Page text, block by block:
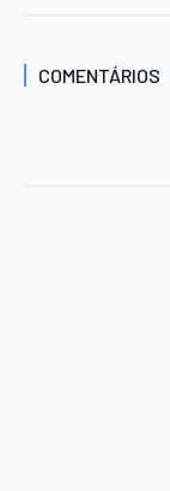
COMENTÁRIOS